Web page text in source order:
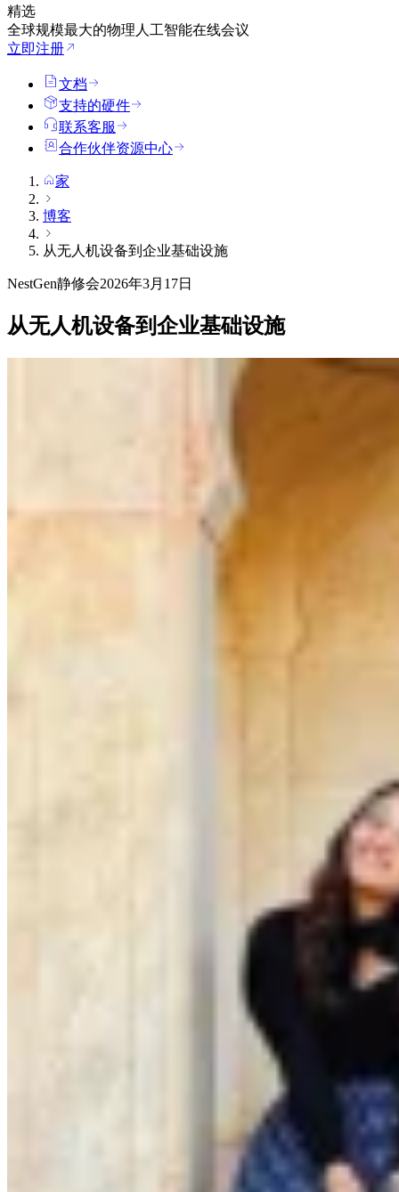
精选
全球规模最大的物理人工智能在线会议
立即注册
文档
支持的硬件
联系客服
合作伙伴资源中心
家
博客
从无人机设备到企业基础设施
NestGen静修会2026年3月17日
从无人机设备到企业基础设施